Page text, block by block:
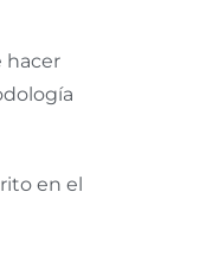
hacer
en el